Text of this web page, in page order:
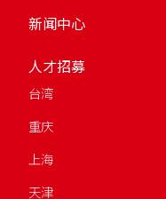
新闻中心
人才招募
台湾
重庆
上海
天津